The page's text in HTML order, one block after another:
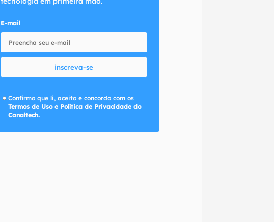
E-mail
inscreva-se
Confirmo que li, aceito e concordo com os
Termos de Uso e Política de Privacidade do
Canaltech.